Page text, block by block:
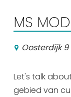
Routes
MS
Oosterdijk 9
Let's talk
gebied van